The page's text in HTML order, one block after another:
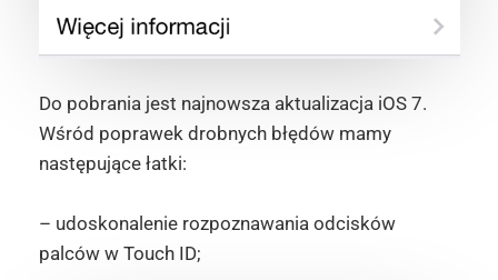
Do pobrania jest najnowsza aktualizacja iOS 7.
Wśród poprawek drobnych błędów mamy
następujące łatki:
– udoskonalenie rozpoznawania odcisków
palców w Touch ID;